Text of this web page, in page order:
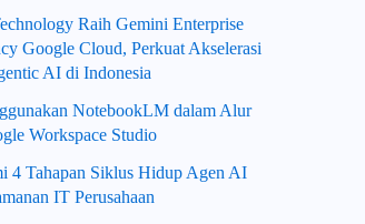
Raih Gemini Enterprise
Google Cloud, Perkuat Akselerasi
AI di Indonesia
NotebookLM dalam Alur
Workspace Studio
4 Tahapan Siklus Hidup Agen AI
IT Perusahaan